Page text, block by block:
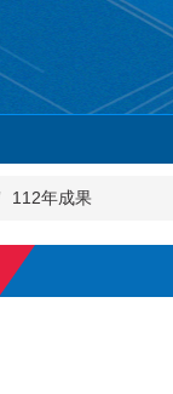
112年成果